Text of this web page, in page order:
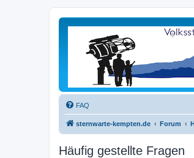
FAQ
sternwarte-kempten.de Forum
Häufig gestellte Fragen